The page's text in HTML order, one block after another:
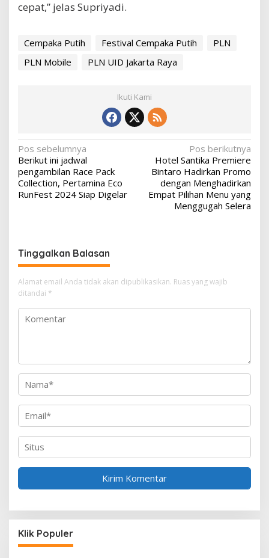
cepat,” jelas Supriyadi.
Cempaka Putih Festival Cempaka Putih
PLN
PLN Mobile
PLN UID Jakarta Raya
Ikuti Kami
N
a
v
i
s
i
p
o
s
Pos sebelumnya
Berikut ini jadwal
pengambilan Race Pack
Collection, Pertamina Eco
RunFest 2024 Siap Digelar
Pos berikutnya
Hotel Santika Premiere
Bintaro Hadirkan Promo
dengan Menghadirkan
Empat Pilihan Menu yang
Menggugah Selera
Tinggalkan Balasan
Alamat email Anda tidak akan dipublikasikan. Ruas yang wajib
ditandai *
Klik Populer